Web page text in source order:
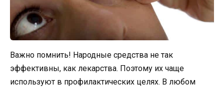
Важно помнить! Народные средства не так
эффективны, как лекарства. Поэтому их чаще
используют в профилактических целях. В любом